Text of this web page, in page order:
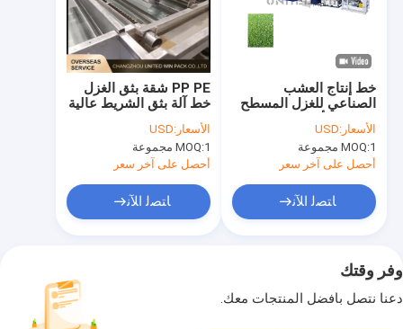
PP PE شقة بثق الغزل
خط آلة بثق الشريط عالية
السرعة 250m / دقيقة
الأسعار:USD
MOQ:1 مجموعة
أحصل على آخر سعر
ﺎﺘﺼﻟ ﺍﻶﻧ
خط إنتاج العشب
الصناعي للغزل المسطح
كجم / ساعة
الأسعار:USD
MOQ:1 مجموعة
أحصل على آخر سعر
ﺎﺘﺼﻟ ﺍﻶﻧ
وفر وقتك
دعنا نتصل بأفضل المنتجات معك.